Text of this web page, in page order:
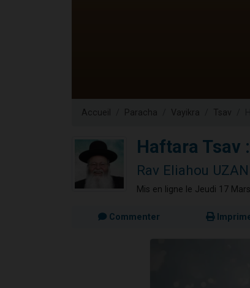
Accueil Paracha Vayikra Tsav
Haftara Tsav
Rav Eliahou UZAN
Mis en ligne le Jeudi 17
Commenter